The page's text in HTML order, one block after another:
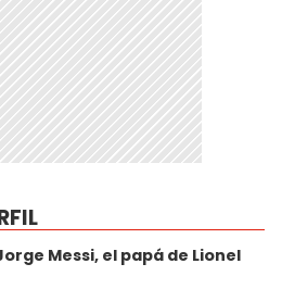
Messi, el papá de Lionel